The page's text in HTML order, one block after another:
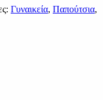
Γυναικεία, Παπούτσια,